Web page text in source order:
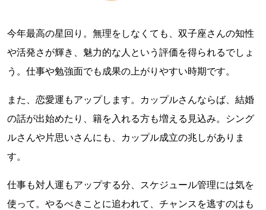
今年最高の星回り。無理をしなくても、双子座さんの知性
や活発さが輝き、魅力的な人という評価を得られるでしょ
う。仕事や勉強面でも成果の上がりやすい時期です。
また、恋愛運もアップします。カップルさんならば、結婚
の話が出始めたり、籍を入れる方も増える見込み。シング
ルさんや片思いさんにも、カップル成立の兆しがありま
す。
仕事も対人運もアップする分、スケジュール管理には気を
使って。やるべきことに追われて、チャンスを逃すのはも